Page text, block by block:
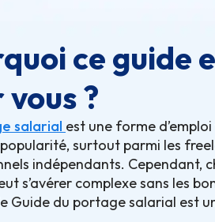
ce guide
?
salarial est une forme
surtout parmi les
indépendants. Cependant,
s’avérer complexe sans les
Guide du portage salarial est